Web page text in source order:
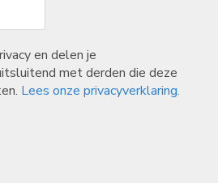
en delen je
met derden die deze
Lees onze privacyverklaring.